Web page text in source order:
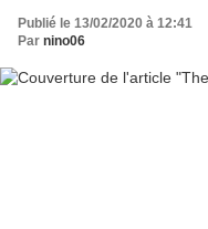
Publié le 13/02/2020 à 12:41
Par nino06